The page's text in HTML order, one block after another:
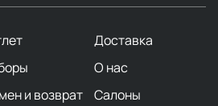
Доставка
О нас
и возврат
Салоны